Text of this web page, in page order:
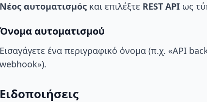
Νέος αυτοματισμός και επιλέξτε REST API ως
Όνομα αυτοματισμού
Εισαγάγετε ένα περιγραφικό όνομα (π.χ. «API
webhook»).
Ειδοποιήσεις